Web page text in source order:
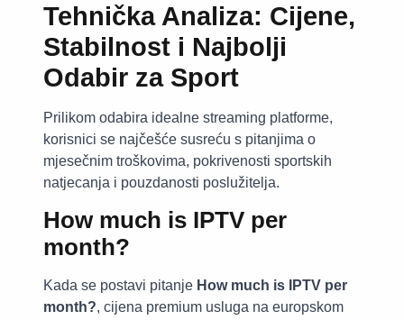
Tehnička Analiza: Cijene,
Stabilnost i Najbolji
Odabir za Sport
Prilikom odabira idealne streaming platforme,
korisnici se najčešće susreću s pitanjima o
mjesečnim troškovima, pokrivenosti sportskih
natjecanja i pouzdanosti poslužitelja.
How much is IPTV per
month?
Kada se postavi pitanje How much is IPTV per
month?, cijena premium usluga na europskom